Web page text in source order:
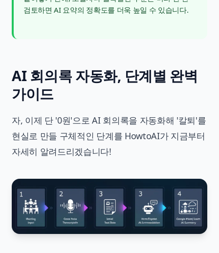
검토하면 AI 요약의 정확도를 더욱 높일 수 있습니다.
AI 회의록 자동화, 단계별 완벽
가이드
자, 이제 단 '0원'으로 AI 회의록을 자동화해 '칼퇴'를
현실로 만들 구체적인 단계를 HowtoAI가 지금부터
자세히 알려드리겠습니다!